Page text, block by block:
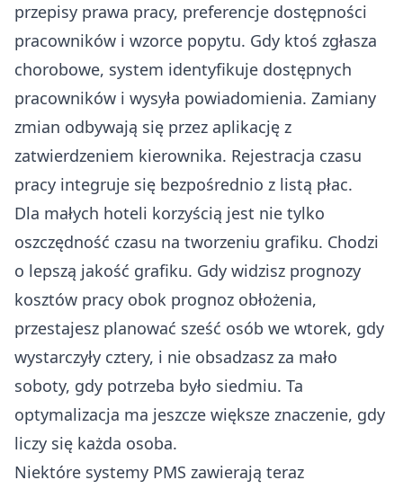
przepisy prawa pracy, preferencje dostępności
pracowników i wzorce popytu. Gdy ktoś zgłasza
chorobowe, system identyfikuje dostępnych
pracowników i wysyła powiadomienia. Zamiany
zmian odbywają się przez aplikację z
zatwierdzeniem kierownika. Rejestracja czasu
pracy integruje się bezpośrednio z listą płac.
Dla małych hoteli korzyścią jest nie tylko
oszczędność czasu na tworzeniu grafiku. Chodzi
o lepszą jakość grafiku. Gdy widzisz prognozy
kosztów pracy obok prognoz obłożenia,
przestajesz planować sześć osób we wtorek, gdy
wystarczyły cztery, i nie obsadzasz za mało
soboty, gdy potrzeba było siedmiu. Ta
optymalizacja ma jeszcze większe znaczenie, gdy
liczy się każda osoba.
Niektóre systemy PMS zawierają teraz